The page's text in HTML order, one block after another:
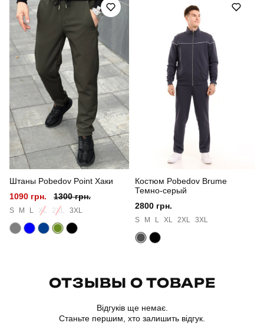
Стиль
Сезон
Склад тканини куртка: 100% поліестер штани: 100% бавовна
Країна - виробник
Штаны Pobedov Point Хаки
1090 грн.
1300 грн.
S M L XL 2XL 3XL
Костюм Pobedov Brume
Темно-серый
2800 грн.
S M L XL 2XL 3XL
ОТЗЫВЫ О ТОВАРЕ
Відгуків ще немає.
Станьте першим, хто залишить відгук.